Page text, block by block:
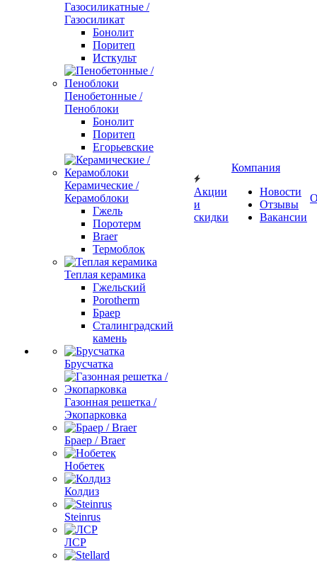
Газосиликатные /
Газосиликат
Бонолит
Поритеп
Исткульт
Пенобетонные /
Пеноблоки
Бонолит
Поритеп
Егорьевские
Керамические /
Керамоблоки
Гжель
Поротерм
Braer
Термоблок
Теплая керамика
Гжельский
Porotherm
Браер
Сталинградский
камень
Брусчатка
Газонная решетка /
Экопарковка
Браер / Braer
Нобетек
Колдиз
Steinrus
ЛСР
Акции
и
скидки
Компания
Новости
Отзывы
Вакансии